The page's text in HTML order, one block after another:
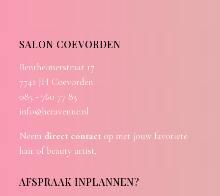
SALON COEVORDEN
Bentheimerstraat 17
7741 JH Coevorden
085 - 760 77 83
info@heravenue.nl
Neem direct contactop met jouw favoriete
hair of beauty artist.
AFSPRAAK INPLANNEN?